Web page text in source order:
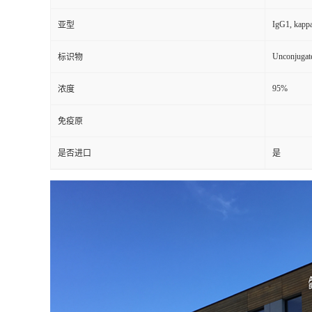
亚型 IgG1,
标识物
浓度 95%
免疫原
是否进口 是